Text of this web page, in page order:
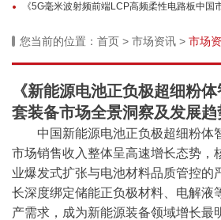
《5G毫米波射频前端LCP高频柔性电路板中国
您当前的位置： 首页 > 市场资讯 > 市场
《新能源电池正负极超细粉
套装备市场全景洞察及发展趋
中国新能源电池正负极超细粉体
市场销售收入整体呈高速增长态势，
业爆发式扩张与电池材料品质管控的
长深度绑定储能正负极材料、电解液
产需求，成为新能源装备领域增长最